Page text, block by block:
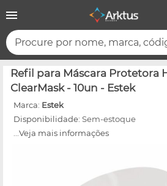
Procure por nome, marca,
Refil para Máscara Protetora
ClearMask - 10un - Estek
Marca: Estek
Disponibilidade: Sem-estoque
...Veja mais informações